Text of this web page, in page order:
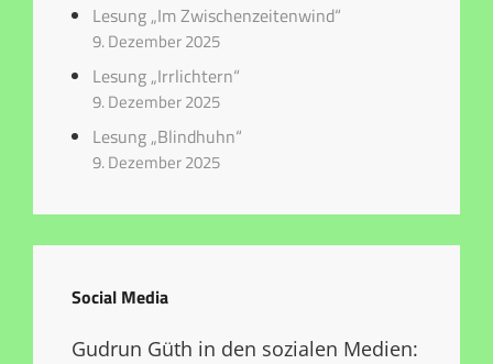
Lesung „Im Zwischenzeitenwind“
9. Dezember 2025
Lesung „Irrlichtern“
9. Dezember 2025
Lesung „Blindhuhn“
9. Dezember 2025
Social Media
Gudrun Güth in den sozialen Medien: